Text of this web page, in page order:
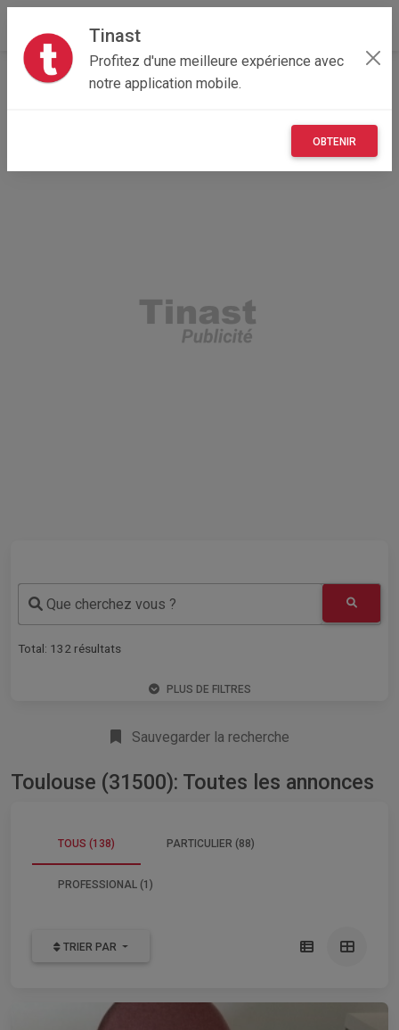
Tinast
Profitez d'une meilleure expérience avec
notre application mobile.
OBTENIR
Accueil Recherche Occitanie
Que cherchez vous ?
Total: 132 résultats
PLUS DE FILTRES
Sauvegarder la recherche
Toulouse (31500): Toutes les annonces
TOUS (138) PARTICULIER (88)
PROFESSIONAL (1)
TRIER PAR